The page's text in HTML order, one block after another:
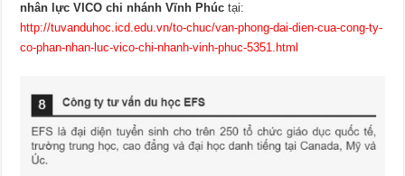
nhân lực VICO chi nhánh Vĩnh Phúc tại:
http://tuvanduhoc.icd.edu.vn/to-chuc/van-phong-dai-dien-cua-cong-ty-
co-phan-nhan-luc-vico-chi-nhanh-vinh-phuc-5351.html